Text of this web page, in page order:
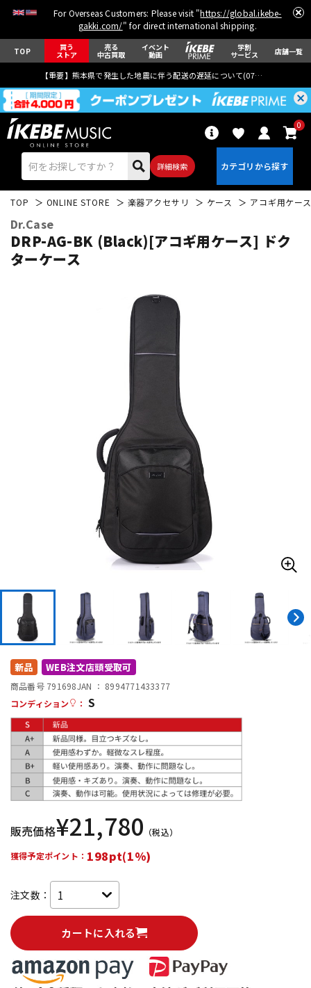
For Overseas Customers: Please visit "https://global.ikebe-
gakki.com/" for direct international shipping.
TOP 買う
ストア
売る
中古買取
イベント
動画
学割
サービス 店舗一覧
【重要】熊本県で発生した地震に伴う配送の遅延について(07月29日
詳細検索
0
その他楽器
エフェクター
DTM オンライン納品 レコーディング機器
配信/ライブ機器
中古 ヴィンテージ
TOP ONLINE STORE 楽器アクセサリ ケース アコギ用ケース
Dr.Case
DRP-AG-BK (Black)[アコギ用ケース] ドク
ターケース
新品 WEB注文店頭受取可
商品番号 791698JAN ： 8994771433377
コンディション
： S
販売価格¥21,780 （税込）
獲得予定ポイント： 198pt(1%)
注文数：
カートに入れる